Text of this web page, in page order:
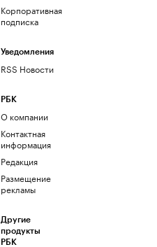
Корпоративная
подписка
Уведомления
RSS Новости
РБК
О компании
Контактная
информация
Редакция
Размещение
рекламы
Другие
продукты
РБК